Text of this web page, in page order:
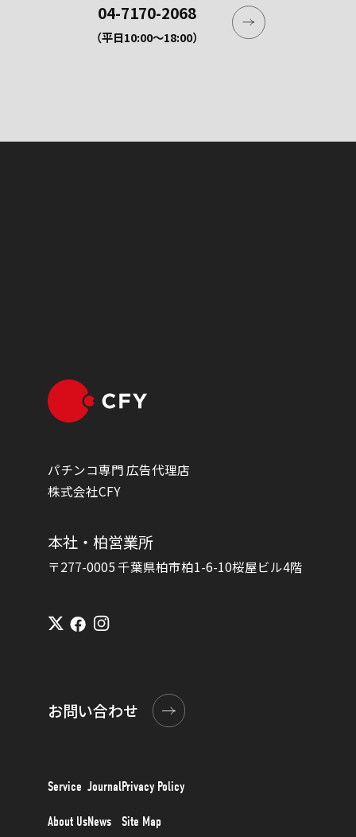
04-7170-2068
（平日10:00〜18:00）
パチンコ専門 広告代理店
株式会社CFY
本社・柏営業所
〒277-0005 千葉県柏市柏1-6-10桜屋ビル4階
お問い合わせ
Service
About Us
Journal
News
Privacy Policy
Site Map